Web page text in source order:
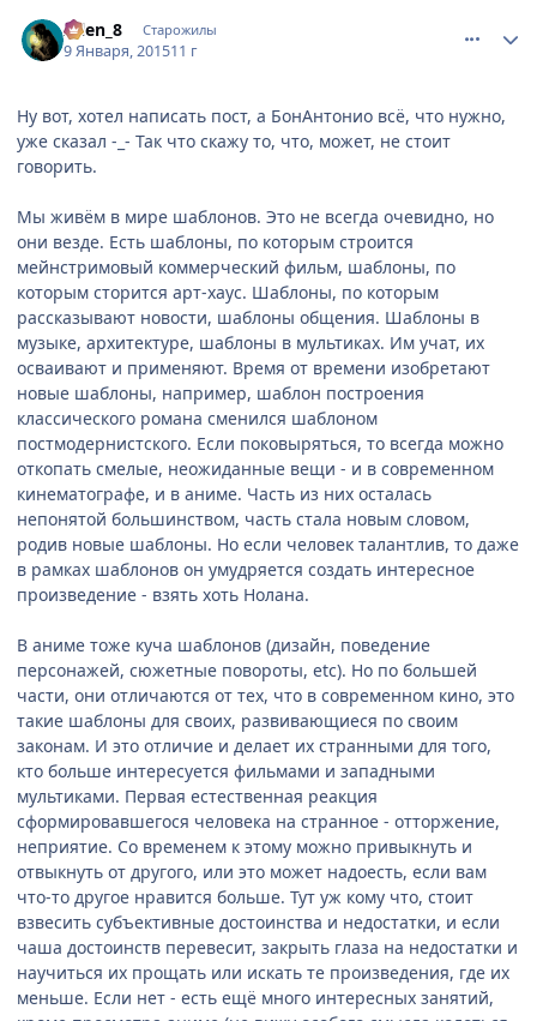
Allen_8 Старожилы
9 Января, 201511 г
Ну вот, хотел написать пост, а БонАнтонио всё, что нужно,
уже сказал -_- Так что скажу то, что, может, не стоит
говорить.
Мы живём в мире шаблонов. Это не всегда очевидно, но
они везде. Есть шаблоны, по которым строится
мейнстримовый коммерческий фильм, шаблоны, по
которым сторится арт-хаус. Шаблоны, по которым
рассказывают новости, шаблоны общения. Шаблоны в
музыке, архитектуре, шаблоны в мультиках. Им учат, их
осваивают и применяют. Время от времени изобретают
новые шаблоны, например, шаблон построения
классического романа сменился шаблоном
постмодернистского. Если поковыряться, то всегда можно
откопать смелые, неожиданные вещи - и в современном
кинематографе, и в аниме. Часть из них осталась
непонятой большинством, часть стала новым словом,
родив новые шаблоны. Но если человек талантлив, то даже
в рамках шаблонов он умудряется создать интересное
произведение - взять хоть Нолана.
В аниме тоже куча шаблонов (дизайн, поведение
персонажей, сюжетные повороты, etc). Но по большей
части, они отличаются от тех, что в современном кино, это
такие шаблоны для своих, развивающиеся по своим
законам. И это отличие и делает их странными для того,
кто больше интересуется фильмами и западными
мультиками. Первая естественная реакция
сформировавшегося человека на странное - отторжение,
неприятие. Со временем к этому можно привыкнуть и
отвыкнуть от другого, или это может надоесть, если вам
что-то другое нравится больше. Тут уж кому что, стоит
взвесить субъективные достоинства и недостатки, и если
чаша достоинств перевесит, закрыть глаза на недостатки и
научиться их прощать или искать те произведения, где их
меньше. Если нет - есть ещё много интересных занятий,